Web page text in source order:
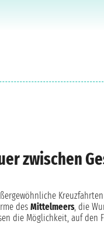
zwischen
desMittelmeers, die
die Möglichkeit, auf den